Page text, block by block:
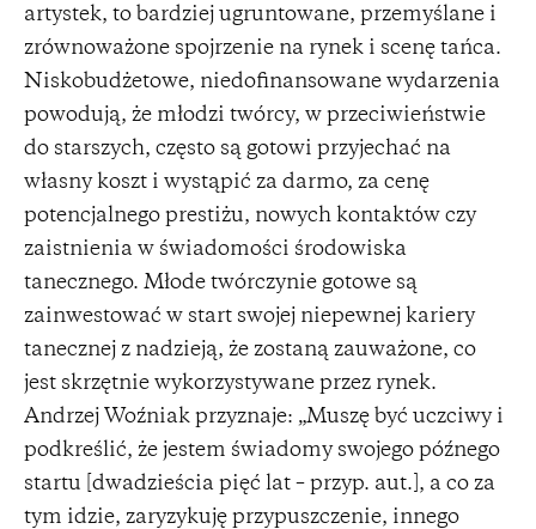
artystek, to bardziej ugruntowane, przemyślane i
zrównoważone spojrzenie na rynek i scenę tańca.
Niskobudżetowe, niedofinansowane wydarzenia
powodują, że młodzi twórcy, w przeciwieństwie
do starszych, często są gotowi przyjechać na
własny koszt i wystąpić za darmo, za cenę
potencjalnego prestiżu, nowych kontaktów czy
zaistnienia w świadomości środowiska
tanecznego. Młode twórczynie gotowe są
zainwestować w start swojej niepewnej kariery
tanecznej z nadzieją, że zostaną zauważone, co
jest skrzętnie wykorzystywane przez rynek.
Andrzej Woźniak przyznaje: „Muszę być uczciwy i
podkreślić, że jestem świadomy swojego późnego
startu [dwadzieścia pięć lat – przyp. aut.], a co za
tym idzie, zaryzykuję przypuszczenie, innego